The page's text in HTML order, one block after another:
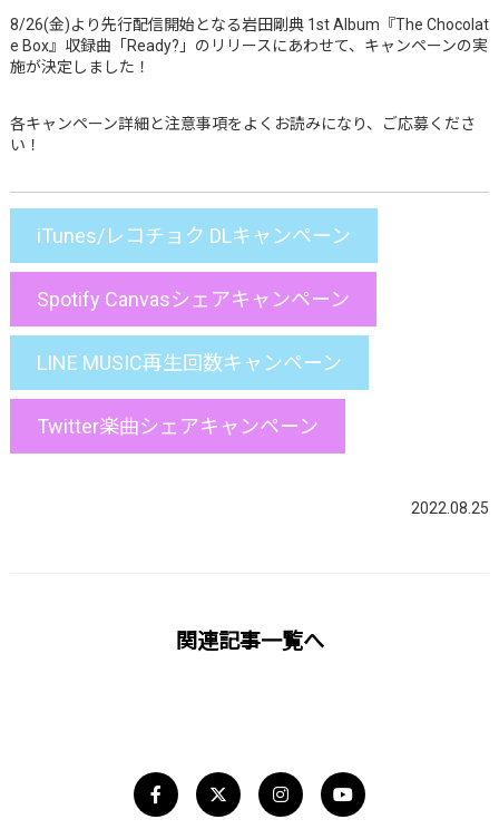
8/26(金)より先行配信開始となる岩田剛典 1st Album『The Chocolat
e Box』収録曲「Ready?」のリリースにあわせて、キャンペーンの実
施が決定しました！
各キャンペーン詳細と注意事項をよくお読みになり、ご応募くださ
い！
iTunes/レコチョク DLキャンペーン
Spotify Canvasシェアキャンペーン
LINE MUSIC再生回数キャンペーン
Twitter楽曲シェアキャンペーン
2022.08.25
関連記事一覧へ